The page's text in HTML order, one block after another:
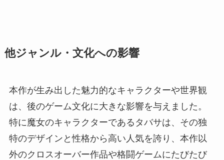
他ジャンル・文化への影響
本作が生み出した魅力的なキャラクターや世界観
は、後のゲーム文化に大きな影響を与えました。
特に魔女のキャラクターであるタバサは、その独
特のデザインと性格から高い人気を誇り、本作以
外のクロスオーバー作品や格闘ゲームにたびたび